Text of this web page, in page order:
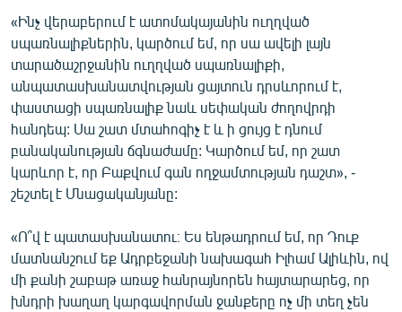
«Ինչ վերաբերում է ատոմակայանին ուղղված
սպառնալիքներին, կարծում եմ, որ սա ավելի լայն
տարածաշրջանին ուղղված սպառնալիքի,
անպատասխանատվության ցայտուն դրսևորում է,
փաստացի սպառնալիք նաև սեփական ժողովրդի
հանդեպ: Սա շատ մտահոգիչ է և ի ցույց է դնում
բանականության ճգնաժամը: Կարծում եմ, որ շատ
կարևոր է, որ Բաքվում գան ողջամտության դաշտ», -
շեշտել է Մնացականյանը:
«Ո՞վ է պատասխանատու։ Ես ենթադրում եմ, որ Դուք
մատնանշում եք Ադրբեջանի նախագահ Իլհամ Ալիևին, ով
մի քանի շաբաթ առաջ հանրայնորեն հայտարարեց, որ
խնդրի խաղաղ կարգավորման ջանքերը ոչ մի տեղ չեն